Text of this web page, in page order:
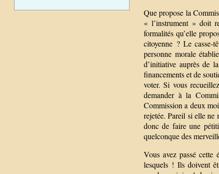
Que propose la
« l’instrument » doit
formalités qu’elle
citoyenne ? Le casse-
personne morale
d’initiative auprès de
financements et de
voter. Si vous
demander à la
Commission a deux
rejetée. Pareil si elle ne
donc de faire une
quelconque des
Vous avez passé
lesquels ! Ils doivent